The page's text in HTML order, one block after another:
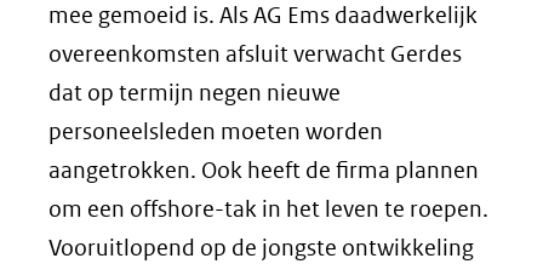
mee gemoeid is. Als AG Ems daadwerkelijk
overeenkomsten afsluit verwacht Gerdes
dat op termijn negen nieuwe
personeelsleden moeten worden
aangetrokken. Ook heeft de firma plannen
om een offshore-tak in het leven te roepen.
Vooruitlopend op de jongste ontwikkeling